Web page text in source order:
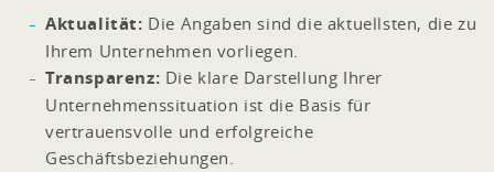
Aktualität: Die Angaben sind die aktuellsten, die zu
Ihrem Unternehmen vorliegen.
Transparenz: Die klare Darstellung Ihrer
Unternehmenssituation ist die Basis für
vertrauensvolle und erfolgreiche
Geschäftsbeziehungen.